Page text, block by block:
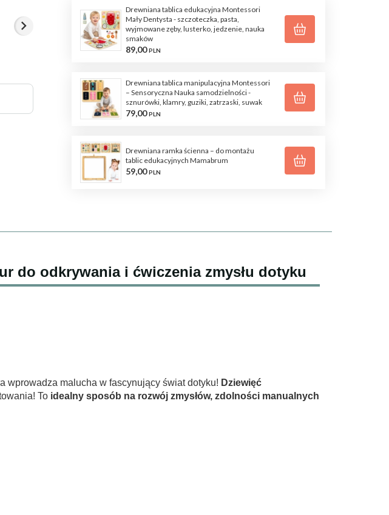
Drewniana tablica edukacyjna Montessori
Mały Dentysta - szczoteczka, pasta,
wyjmowane zęby, lusterko, jedzenie, nauka
smaków
89,00 PLN
Drewniana tablica manipulacyjna Montessori
– Sensoryczna Nauka samodzielności -
sznurówki, klamry, guziki, zatrzaski, suwak
79,00 PLN
Drewniana ramka ścienna – do montażu
tablic edukacyjnych Mamabrum
59,00 PLN
do odkrywania i ćwiczenia zmysłu dotyku
wprowadza malucha w fascynujący świat dotyku! Dziewięć
To idealny sposób na rozwój zmysłów, zdolności manualnych